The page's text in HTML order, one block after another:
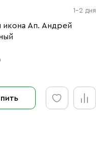
1-2 дня
икона Ап. Андрей